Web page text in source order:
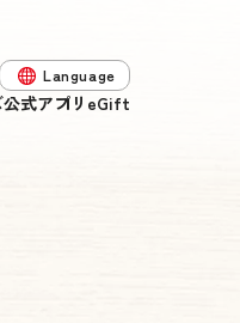
公式アプリ eGift
Language